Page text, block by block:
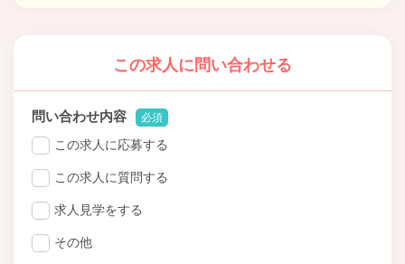
この求人に問い合わせる
問い合わせ内容 必須
この求人に応募する
この求人に質問する
求人見学をする
その他